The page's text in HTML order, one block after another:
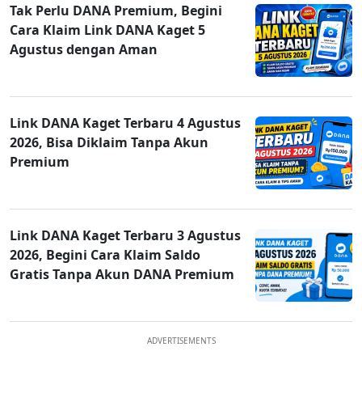
Tak Perlu DANA Premium, Begini
Cara Klaim Link DANA Kaget 5
Agustus dengan Aman
Link DANA Kaget Terbaru 4 Agustus
2026, Bisa Diklaim Tanpa Akun
Premium
Link DANA Kaget Terbaru 3 Agustus
2026, Begini Cara Klaim Saldo
Gratis Tanpa Akun DANA Premium
ADVERTISEMENTS